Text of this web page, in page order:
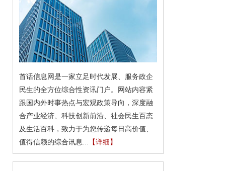
首话信息网是一家立足时代发展、服务政企
民生的全方位综合性资讯门户。网站内容紧
跟国内外时事热点与宏观政策导向，深度融
合产业经济、科技创新前沿、社会民生百态
及生活百科，致力于为您传递每日高价值、
值得信赖的综合讯息...
【详细】